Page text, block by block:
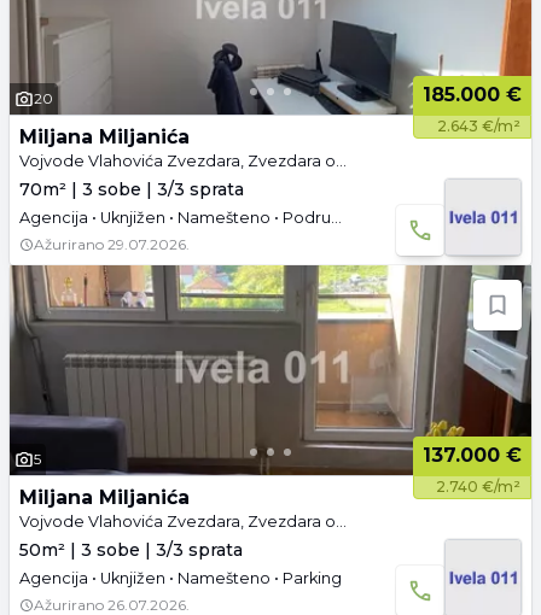
20 185.000 €
2.643 €/m²
Miljana Miljanića
Vojvode Vlahovića Zvezdara, Zvezdara opština, Beograd
70m² | 3 sobe | 3/3 sprata
Agencija • Uknjižen • Namešteno • Podrum • Parking
Ažurirano 29.07.2026.
5 137.000 €
2.740 €/m²
Miljana Miljanića
Vojvode Vlahovića Zvezdara, Zvezdara opština, Beograd
50m² | 3 sobe | 3/3 sprata
Agencija • Uknjižen • Namešteno • Parking
Ažurirano 26.07.2026.